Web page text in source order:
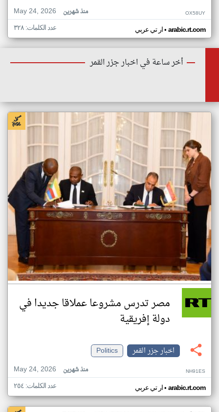
May 24, 2026
منذ شهرين OX58UY
ار تي عربي• arabic.rt.com عدد الكلمات: ٣٢٨
أخر ساعة في اخبار جزر القمر
مصر تدرس مشروعا عملاقا جديدا في
دولة إفريقية
اخبار جزر القمر
Politics
May 24, 2026
منذ شهرين NH91ES
ار تي عربي• arabic.rt.com عدد الكلمات: ٢٥٤